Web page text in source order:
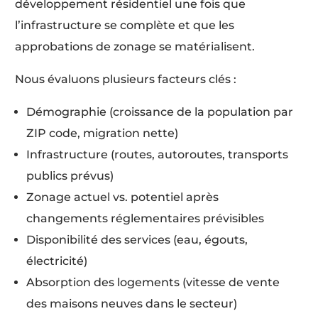
développement résidentiel une fois que
l’infrastructure se complète et que les
approbations de zonage se matérialisent.
Nous évaluons plusieurs facteurs clés :
Démographie (croissance de la population par
ZIP code, migration nette)
Infrastructure (routes, autoroutes, transports
publics prévus)
Zonage actuel vs. potentiel après
changements réglementaires prévisibles
Disponibilité des services (eau, égouts,
électricité)
Absorption des logements (vitesse de vente
des maisons neuves dans le secteur)